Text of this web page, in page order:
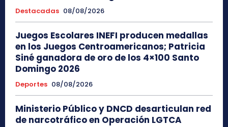
Destacadas 08/08/2026
Juegos Escolares INEFI producen medallas
en los Juegos Centroamericanos; Patricia
Siné ganadora de oro de los 4×100 Santo
Domingo 2026
Deportes 08/08/2026
Ministerio Público y DNCD desarticulan red
de narcotráfico en Operación LGTCA